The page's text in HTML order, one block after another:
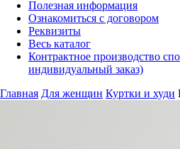
Полезная информация
Ознакомиться с договором
Реквизиты
Весь каталог
Контрактное производство
индивидуальный заказ)
Главная Для женщин Куртки и худи